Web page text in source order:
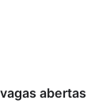
abertas